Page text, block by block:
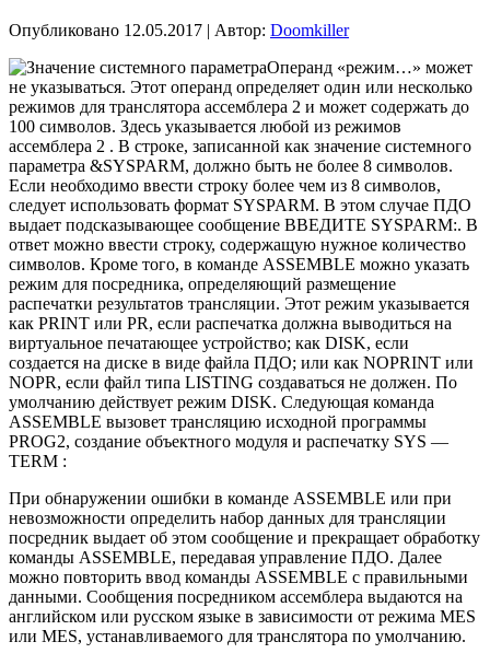
Опубликовано 12.05.2017 | Автор: Doomkiller
Операнд «режим…» может
не указываться. Этот операнд определяет один или несколько
режимов для транслятора ассемблера 2 и может содержать до
100 символов. Здесь указывается любой из режимов
ассемблера 2 . В строке, записанной как значение системного
параметра &SYSPARM, должно быть не более 8 символов.
Если необходимо ввести строку более чем из 8 символов,
следует использовать формат SYSPARM. В этом случае ПДО
выдает подсказывающее сообщение ВВЕДИТЕ SYSPARM:. В
ответ можно ввести строку, содержащую нужное количество
символов. Кроме того, в команде ASSEMBLE можно указать
режим для посредника, определяющий размещение
распечатки результатов трансляции. Этот режим указывается
как PRINT или PR, если распечатка должна выводиться на
виртуальное печатающее устройство; как DISK, если
создается на диске в виде файла ПДО; или как NOPRINT или
NOPR, если файл типа LISTING создаваться не должен. По
умолчанию действует режим DISK. Следующая команда
ASSEMBLE вызовет трансляцию исходной программы
PROG2, создание объектного модуля и распечатку SYS —
TERM :
При обнаружении ошибки в команде ASSEMBLE или при
невозможности определить набор данных для трансляции
посредник выдает об этом сообщение и прекращает обработку
команды ASSEMBLE, передавая управление ПДО. Далее
можно повторить ввод команды ASSEMBLE с правильными
данными. Сообщения посредником ассемблера выдаются на
английском или русском языке в зависимости от режима MES
или MES, устанавливаемого для транслятора по умолчанию.